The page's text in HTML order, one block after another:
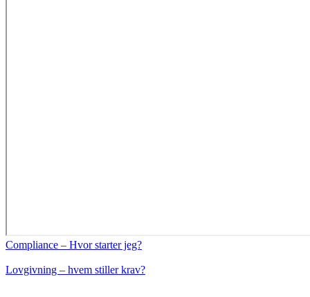
Compliance – Hvor starter jeg?
Lovgivning – hvem stiller krav?